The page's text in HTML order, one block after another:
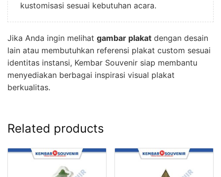
kustomisasi sesuai kebutuhan acara.
Jika Anda ingin melihat gambar plakat dengan desain
lain atau membutuhkan referensi plakat custom sesuai
identitas instansi, Kembar Souvenir siap membantu
menyediakan berbagai inspirasi visual plakat
berkualitas.
Related products